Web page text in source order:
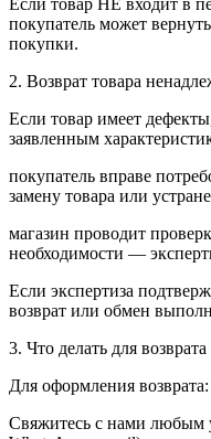
покупатель может
покупки.
2. Возврат товара
Если товар имеет
заявленным
покупатель вправе
замену товара или
магазин проводит
необходимости —
Если экспертиза
возврат или обмен
3. Что делать для возврата
Для оформления возврата:
Свяжитесь с нами любым